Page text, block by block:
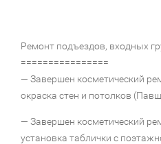
Ремонт подъездов, входных
================
— Завершен косметический
окраска стен и потолков
— Завершен косметический
установка таблички с